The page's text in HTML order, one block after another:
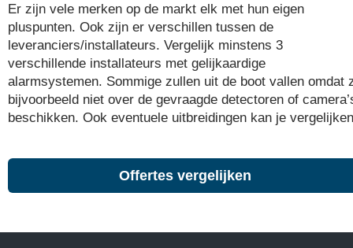
Er zijn vele merken op de markt elk met hun eigen
pluspunten. Ook zijn er verschillen tussen de
leveranciers/installateurs. Vergelijk minstens 3
verschillende installateurs met gelijkaardige
alarmsystemen. Sommige zullen uit de boot vallen omdat
bijvoorbeeld niet over de gevraagde detectoren of
beschikken. Ook eventuele uitbreidingen kan je
Offertes vergelijken